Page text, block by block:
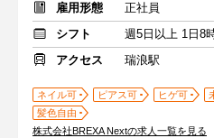
雇用形態
正社員
シフト
週5日以上 1日8
アクセス
瑞浪駅
ネイル可 ピアス可 ヒゲ可
髪色自由
株式会社BREXA Nextの求人一覧を見る